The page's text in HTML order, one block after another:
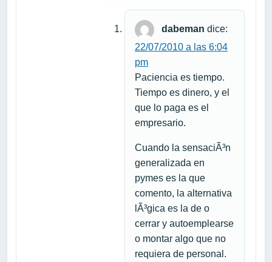
dabeman dice:
22/07/2010 a las 6:04
pm
Paciencia es tiempo.
Tiempo es dinero, y el
que lo paga es el
empresario.
Cuando la sensaciÃ³n
generalizada en
pymes es la que
comento, la alternativa
lÃ³gica es la de o
cerrar y autoemplearse
o montar algo que no
requiera de personal.